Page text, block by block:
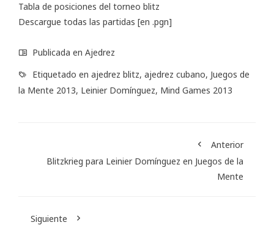
Tabla de posiciones del torneo blitz
Descargue todas las partidas [en .pgn]
Publicada en Ajedrez
Etiquetado en ajedrez blitz, ajedrez cubano, Juegos de
la Mente 2013, Leinier Domínguez, Mind Games 2013
Anterior
Blitzkrieg para Leinier Domínguez en Juegos de la
Mente
Siguiente